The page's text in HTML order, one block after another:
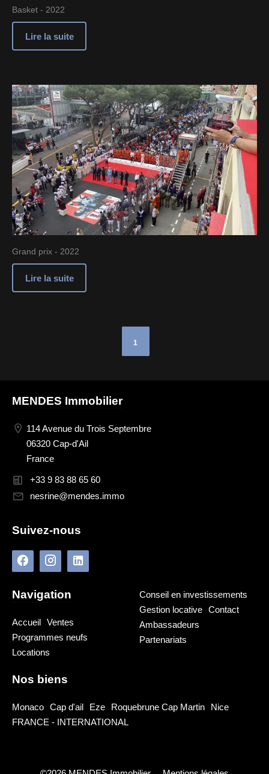
Basket - 2022
Lire la suite
Grand prix - 2022
Lire la suite
1
MENDES Immobilier
114 Avenue du Trois Septembre
06320 Cap-d'Ail
France
+33 9 83 88 65 60
nesrine@mendes.immo
Suivez-nous
Navigation
Accueil Ventes
Programmes neufs
Locations
Conseil en investissements
Gestion locative
Contact
Ambassadeurs
Partenariats
Nos biens
Monaco Cap d'ail Eze Roquebrune Cap Martin
Nice
FRANCE - INTERNATIONAL